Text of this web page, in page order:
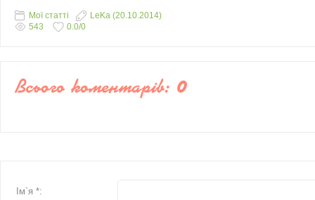
Мої статті LeKa (20.10.2014)
543
0.0/0
Всього коментарів: 0
Ім`я *: